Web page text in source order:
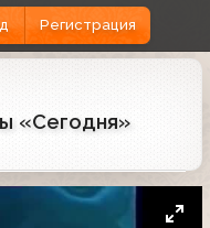
Регистрация
«Сегодня»